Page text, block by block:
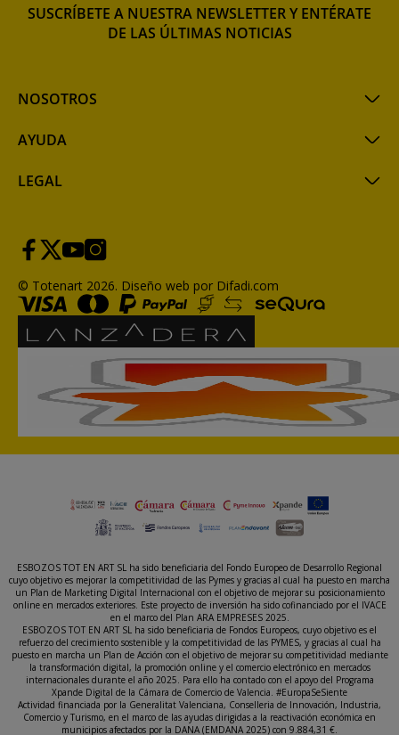
NOSOTROS
AYUDA
LEGAL
SUSCRÍBETE A NUESTRA NEWSLETTER Y ENTÉRATE
DE LAS ÚLTIMAS NOTICIAS
© Totenart 2026. Diseño web por Difadi.com
ESBOZOS TOT EN ART SL ha sido beneficiaria del Fondo Europeo de Desarrollo Regional
cuyo objetivo es mejorar la competitividad de las Pymes y gracias al cual ha puesto en marcha
un Plan de Marketing Digital Internacional con el objetivo de mejorar su posicionamiento
online en mercados exteriores. Este proyecto de inversión ha sido cofinanciado por el IVACE
en el marco del Plan ARA EMPRESES 2025.
ESBOZOS TOT EN ART SL ha sido beneficiaria de Fondos Europeos, cuyo objetivo es el
refuerzo del crecimiento sostenible y la competitividad de las PYMES, y gracias al cual ha
puesto en marcha un Plan de Acción con el objetivo de mejorar su competitividad mediante
la transformación digital, la promoción online y el comercio electrónico en mercados
internacionales durante el año 2025. Para ello ha contado con el apoyo del Programa
Xpande Digital de la Cámara de Comercio de Valencia. #EuropaSeSiente
Actividad financiada por la Generalitat Valenciana, Conselleria de Innovación, Industria,
Comercio y Turismo, en el marco de las ayudas dirigidas a la reactivación económica en
municipios afectados por la DANA (EMDANA 2025) con 9.884,31 €.